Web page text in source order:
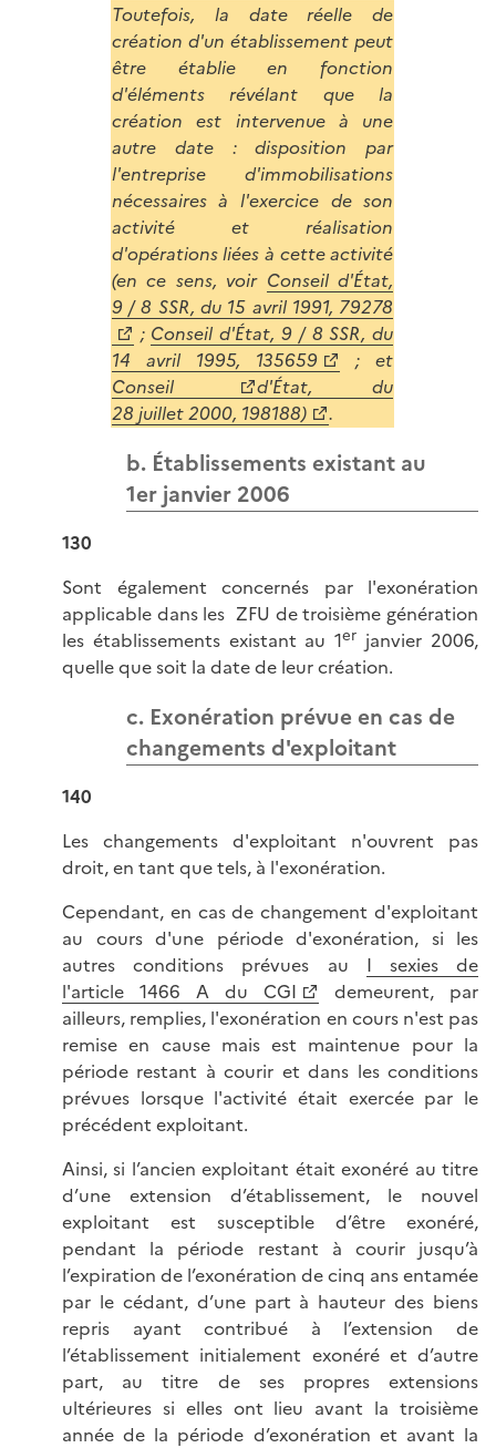
Toutefois, la date réelle de
création d'un établissement peut
être établie en fonction
d'éléments révélant que la
création est intervenue à une
autre date : disposition par
l'entreprise d'immobilisations
nécessaires à l'exercice de son
activité et réalisation
d'opérations liées à cette activité
(en ce sens, voir Conseil d'État,
9 / 8 SSR, du 15 avril 1991, 79278
; Conseil d'État, 9 / 8 SSR, du
14 avril 1995, 135659
; et
Conseil
d'État, du
28 juillet 2000, 198188)
.
b. Établissements existant au
1er janvier 2006
130
Sont également concernés par l'exonération
applicable dans les ZFU de troisième génération
les établissements existant au 1er janvier 2006,
quelle que soit la date de leur création.
c. Exonération prévue en cas de
changements d'exploitant
140
Les changements d'exploitant n'ouvrent pas
droit, en tant que tels, à l'exonération.
Cependant, en cas de changement d'exploitant
au cours d'une période d'exonération, si les
autres conditions prévues au I sexies de
l'article 1466 A du CGI
demeurent, par
ailleurs, remplies, l'exonération en cours n'est pas
remise en cause mais est maintenue pour la
période restant à courir et dans les conditions
prévues lorsque l'activité était exercée par le
précédent exploitant.
Ainsi, si l’ancien exploitant était exonéré au titre
d’une extension d’établissement, le nouvel
exploitant est susceptible d’être exonéré,
pendant la période restant à courir jusqu’à
l’expiration de l’exonération de cinq ans entamée
par le cédant, d’une part à hauteur des biens
repris ayant contribué à l’extension de
l’établissement initialement exonéré et d’autre
part, au titre de ses propres extensions
ultérieures si elles ont lieu avant la troisième
année de la période d’exonération et avant la